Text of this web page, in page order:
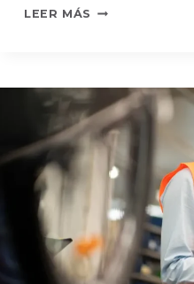
LEER MÁS ¿CÓMO
EL
RENDIMIENTO
DE
LOS
EQUIPOS?